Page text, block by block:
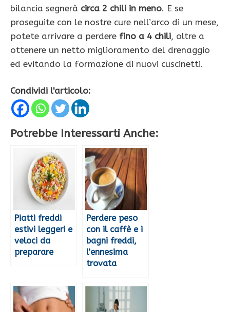
bi­lancia segnerà circa 2 chili in meno. E se
proseguite con le nostre cure nell’arco di un mese,
potete arrivare a perdere fino a 4 chili, oltre a
ot­tenere un netto miglioramento del drenaggio
ed evitando la forma­zìone di nuovi cuscinetti.
Condividi l'articolo:
Potrebbe Interessarti Anche:
Piatti freddi
estivi leggeri e
veloci da
preparare
Perdere peso
con il caffè e i
bagni freddi,
l’ennesima
trovata